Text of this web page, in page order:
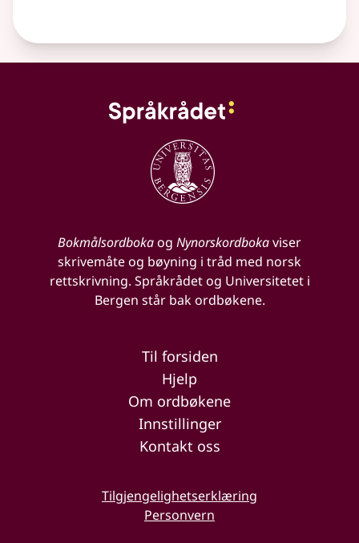
Bokmålsordbokaog Nynorskordbokaviser
skrivemåte og bøyning i tråd med norsk
rettskrivning. Språkrådet og Universitetet i
Bergen står bak ordbøkene.
Til forsiden
Hjelp
Om ordbøkene
Innstillinger
Kontakt oss
Tilgjengelighetserklæring
Personvern